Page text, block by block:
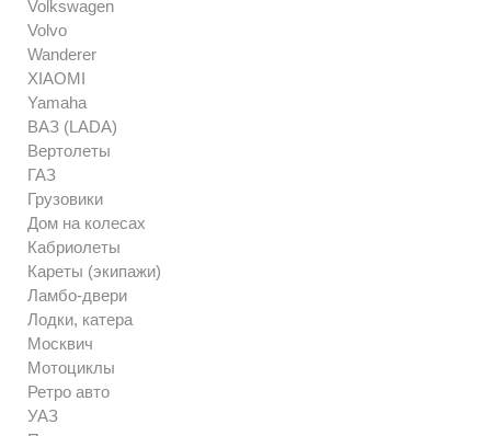
Volkswagen
Volvo
Wanderer
XIAOMI
Yamaha
ВАЗ (LADA)
Вертолеты
ГАЗ
Грузовики
Дом на колесах
Кабриолеты
Кареты (экипажи)
Ламбо-двери
Лодки, катера
Москвич
Мотоциклы
Ретро авто
УАЗ